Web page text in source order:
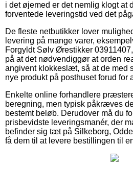
i det øjemed er det nemlig klogt at
forventede leveringstid ved det
De fleste netbutikker lover
levering på mange varer,
Forgyldt Sølv Ørestikker
på at det nødvendiggør at orden
angivent klokkeslæt, så at de med
nye produkt på posthuset forud for
Enkelte online forhandlere
beregning, men typisk påkræves
bestemt beløb. Derudover må du
prisbevidste leveringsmanér, der
befinder sig tæt på Silkeborg,
få dem til at levere bestillingen til